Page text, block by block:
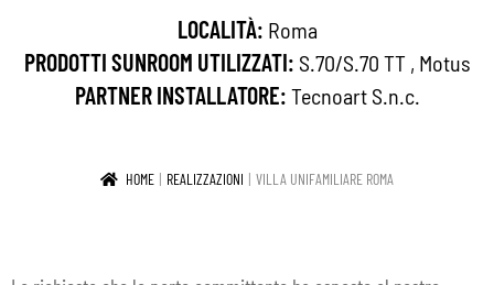
IN EVIDENZA
CONTATTI
LOCALITÀ: Roma
PRODOTTI SUNROOM UTILIZZATI: S.70/S.70 TT, Motus
PARTNER INSTALLATORE: Tecnoart S.n.c.
HOME REALIZZAZIONI VILLA UNIFAMILIARE ROMA